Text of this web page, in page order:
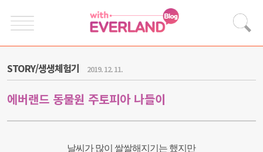
STORY/생생체험기 2019. 12. 11.
에버랜드 동물원 주토피아 나들이
날씨가 많이 쌀쌀해지기는 했지만